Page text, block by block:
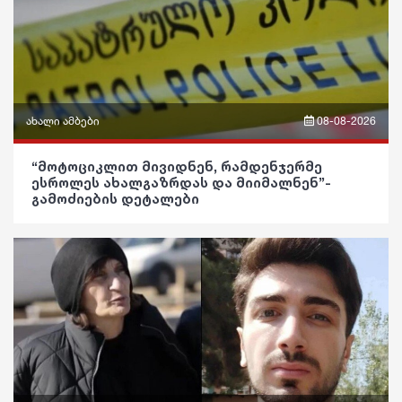
ფაქტები
ეკონომიკა
სამართალი
რჩევები
ინტერვიუ
შოუბიზნესი
მედიცინა
კულინარია
ასტროლოგია
ფაქტები
განათლება
ჯანდაცვა
გართობა
სოც. მედია
მსოფლიო
ეკონომიკა
სამართალი
რჩევები
ახალი ამბები
ვიდეო
საზოგადოება
განათლება
ჯანდაცვა
კულტურა
08-08-2026
“მოტოციკლით მივიდნენ, რამდენჯერმე
ესროლეს ახალგაზრდას და მიიმალნენ”-
გამოძიების დეტალები